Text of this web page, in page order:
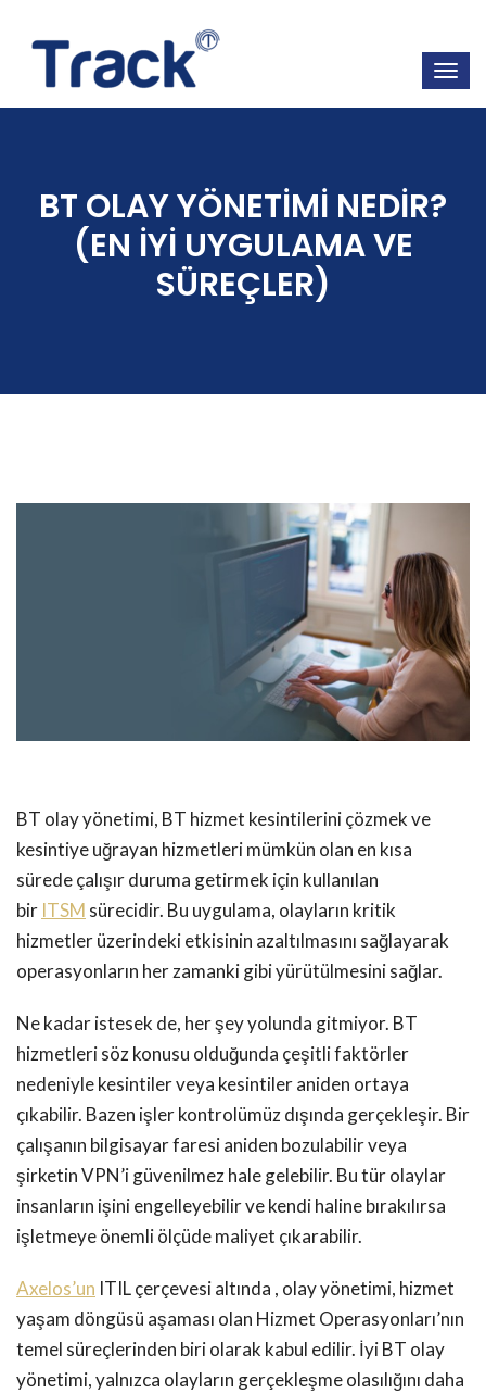
BT OLAY YÖNETİMİ NEDİR?
(EN İYİ UYGULAMA VE
SÜREÇLER)
BT olay yönetimi, BT hizmet kesintilerini çözmek ve
kesintiye uğrayan hizmetleri mümkün olan en kısa
sürede çalışır duruma getirmek için kullanılan
bir ITSM sürecidir. Bu uygulama, olayların kritik
hizmetler üzerindeki etkisinin azaltılmasını sağlayarak
operasyonların her zamanki gibi yürütülmesini sağlar.
Ne kadar istesek de, her şey yolunda gitmiyor. BT
hizmetleri söz konusu olduğunda çeşitli faktörler
nedeniyle kesintiler veya kesintiler aniden ortaya
çıkabilir. Bazen işler kontrolümüz dışında gerçekleşir. Bir
çalışanın bilgisayar faresi aniden bozulabilir veya
şirketin VPN’i güvenilmez hale gelebilir. Bu tür olaylar
insanların işini engelleyebilir ve kendi haline bırakılırsa
işletmeye önemli ölçüde maliyet çıkarabilir.
Axelos’un ITIL çerçevesi altında , olay yönetimi, hizmet
yaşam döngüsü aşaması olan Hizmet Operasyonları’nın
temel süreçlerinden biri olarak kabul edilir. İyi BT olay
yönetimi, yalnızca olayların gerçekleşme olasılığını daha